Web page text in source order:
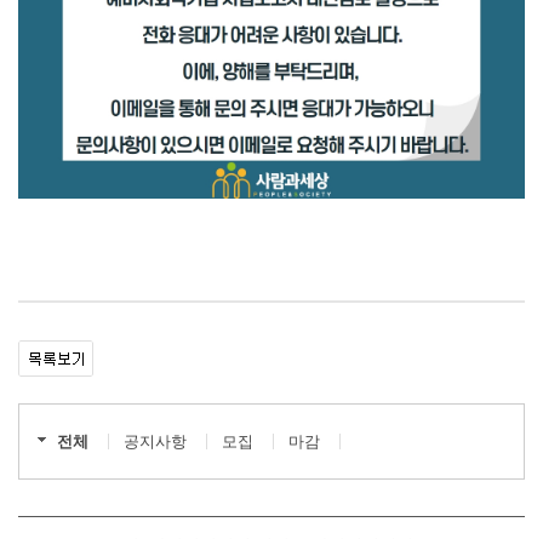
전체 공지사항 모집 마감